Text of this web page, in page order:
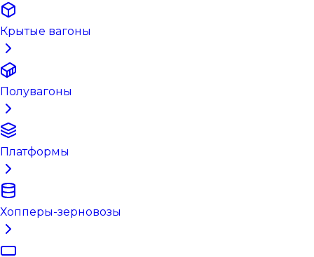
Крытые вагоны
Полувагоны
Платформы
Хопперы-зерновозы